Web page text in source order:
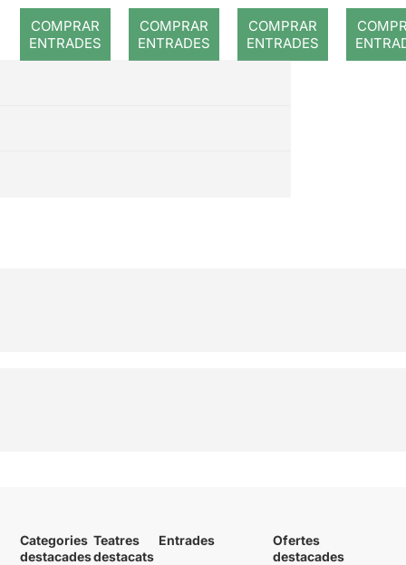
romput
COMPRAR
ENTRADES
Gray
COMPRAR
ENTRADES
COMPRAR
ENTRADES
Categories
destacades
Teatres
destacats
Entrades
Ofertes
destacades